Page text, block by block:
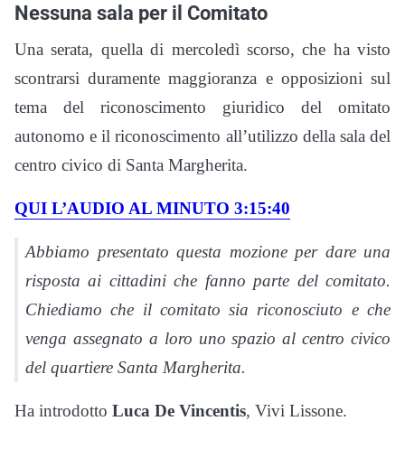
Nessuna sala per il Comitato
Una serata, quella di mercoledì scorso, che ha visto
scontrarsi duramente maggioranza e opposizioni sul
tema del riconoscimento giuridico del omitato
autonomo e il riconoscimento all’utilizzo della sala del
centro civico di Santa Margherita.
QUI L’AUDIO AL MINUTO 3:15:40
Abbiamo presentato questa mozione per dare una
risposta ai cittadini che fanno parte del comitato.
Chiediamo che il comitato sia riconosciuto e che
venga assegnato a loro uno spazio al centro civico
del quartiere Santa Margherita.
Ha introdotto Luca De Vincentis, Vivi Lissone.